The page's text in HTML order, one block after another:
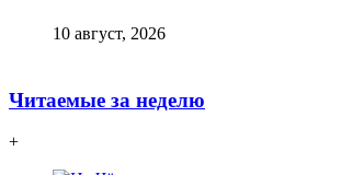
10 август, 2026
Читаемые за неделю
+